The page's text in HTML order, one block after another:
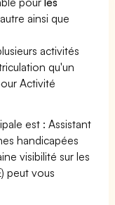
ainsi que
activités
qu'un
Activité
est : Assistant
handicapées
visibilité sur les
peut vous